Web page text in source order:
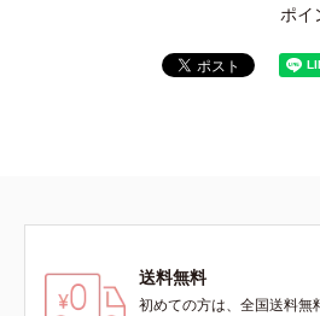
ポイ
送料無料
初めての方は、全国送料